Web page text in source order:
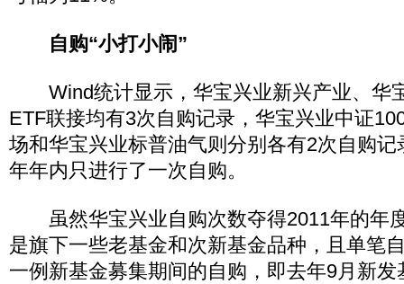
自购“小打小闹”
Wind统计显示，华宝兴业新兴产业、华
ETF联接均有3次自购记录，华宝兴业中证
场和华宝兴业标普油气则分别各有2次自购
年年内只进行了一次自购。
虽然华宝兴业自购次数夺得2011年的年
是旗下一些老基金和次新基金品种，且单笔
一例新基金募集期间的自购，即去年9月新